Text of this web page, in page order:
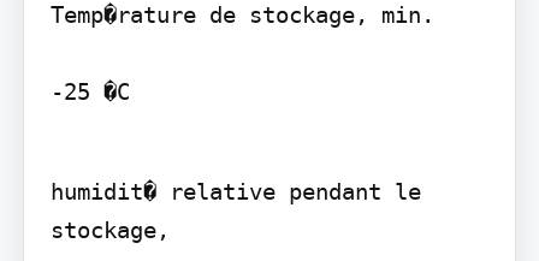
Temp�rature de stockage, min.
-25 �C
humidit� relative pendant le
stockage,